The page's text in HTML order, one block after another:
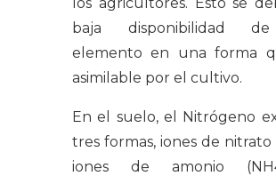
baja disponibilidad
elemento en una forma
asimilable por el cultivo.
En el suelo, el Nitrógeno
tres formas, iones de nitrato
iones de amonio